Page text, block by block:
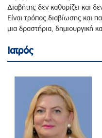
Διαβήτης δεν καθορίζει και
Είναι τρόπος διαβίωσης και
μια δραστήρια, δημιουργική
Ιατρός